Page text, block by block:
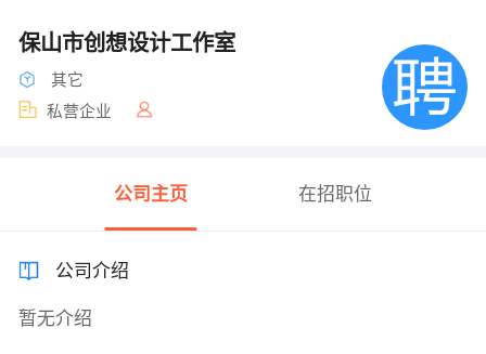
保山市创想设计工作室
其它
私营企业
公司主页 在招职位
公司介绍
暂无介绍